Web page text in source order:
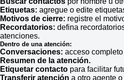
Etiquetas: agregue o edite
Motivos de cierre: registre el
Recordatorios: defina
atenciones.
Dentro de una atención:
Conversaciones: acceso
Resumen de la atención.
Etiquetar contacto para facilitar
Transferir atención a otro agente o